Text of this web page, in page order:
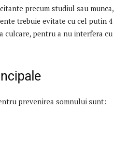
precum studiul sau munca,
trebuie evitate cu cel putin 4
culcare, pentru a nu interfera cu
prevenirea somnului sunt: